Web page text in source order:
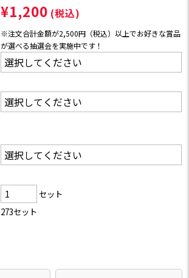
¥1,200 (税込)
※注文合計金額が2,500円（税込）以上でお好きな賞品
が選べる抽選会を実施中です！
セット
273セット